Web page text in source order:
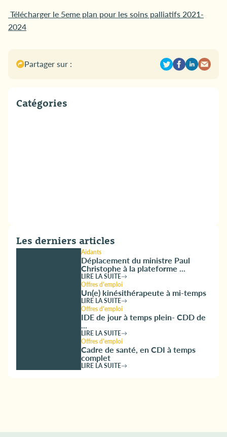
Télécharger le 5eme plan pour les soins palliatifs 2021-
2024
Partager sur :
Catégories
Les derniers articles
Aidants
Déplacement du ministre Paul
Christophe à la plateforme ...
LIRE LA SUITE
Offres d'emploi
Un(e) kinésithérapeute à mi-temps
LIRE LA SUITE
Offres d'emploi
IDE de jour à temps plein- CDD de
...
LIRE LA SUITE
Offres d'emploi
Cadre de santé, en CDI à temps
complet
LIRE LA SUITE